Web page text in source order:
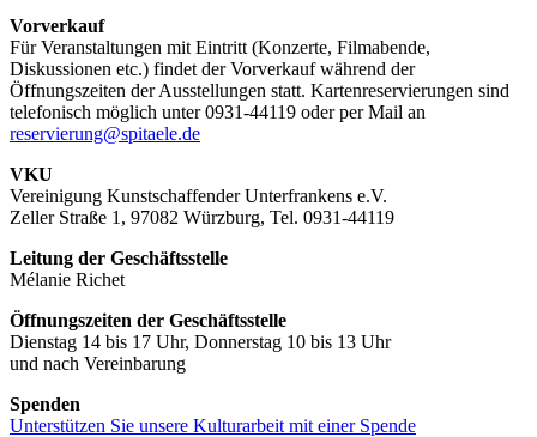
Vorverkauf
Für Veranstaltungen mit Eintritt (Konzerte, Filmabende,
Diskussionen etc.) findet der Vorverkauf während der
Öffnungszeiten der Ausstellungen statt. Kartenreservierungen sind
telefonisch möglich unter 0931-44119 oder per Mail an
reservierung@spitaele.de
VKU
Vereinigung Kunstschaffender Unterfrankens e.V.
Zeller Straße 1, 97082 Würzburg, Tel. 0931-44119
Leitung der Geschäftsstelle
Mélanie Richet
Öffnungszeiten der Geschäftsstelle
Dienstag 14 bis 17 Uhr, Donnerstag 10 bis 13 Uhr
und nach Vereinbarung
Spenden
Unterstützen Sie unsere Kulturarbeit mit einer Spende